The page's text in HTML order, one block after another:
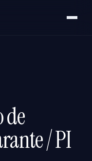
de
/ PI